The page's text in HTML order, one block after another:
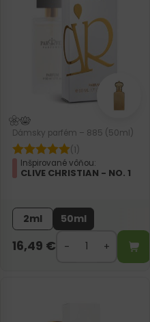
Dámsky parfém – 885 (50ml)
(1)
Inšpirované vôňou:
CLIVE CHRISTIAN - NO. 1
2ml 50ml
16,49 €